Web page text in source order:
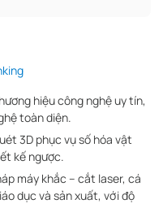
hiệu công nghệ uy tín,
toàn diện.
3D phục vụ số hóa vật
kế ngược.
máy khắc – cắt laser, cá
dục và sản xuất, với độ